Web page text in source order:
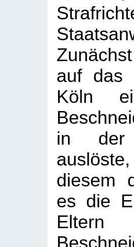
auf das
Köln
in der
diesem
es die